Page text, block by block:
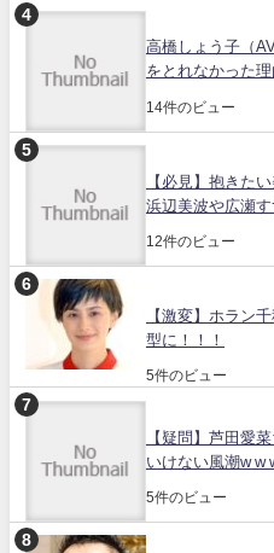
高橋しょう子（
をとれなかった
14件のビュー
【必見】抱きた
浜辺美波や広瀬
12件のビュー
【激変】ホラン
型に！！！
5件のビュー
【疑問】芦田愛
いけない風潮w w
5件のビュー